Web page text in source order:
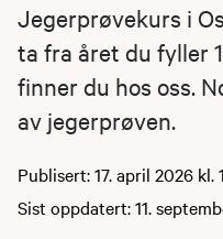
Jegerprøvekurs i
ta fra året du fyller
finner du hos oss.
av jegerprøven.
Publisert: 17. april 2026 kl.
Sist oppdatert: 11.